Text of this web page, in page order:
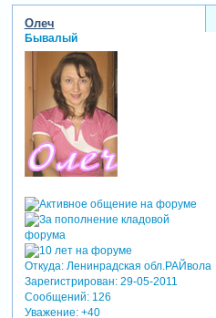
Олеч
Бывалый
Откуда:Ленинрадская обл.РАЙвола
Зарегистрирован: 29-05-2011
Сообщений:126
Уважение: +40